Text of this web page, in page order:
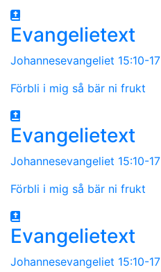
Evangelietext
Johannesevangeliet 15:10-17
Förbli i mig så bär ni frukt
Evangelietext
Johannesevangeliet 15:10-17
Förbli i mig så bär ni frukt
Evangelietext
Johannesevangeliet 15:10-17